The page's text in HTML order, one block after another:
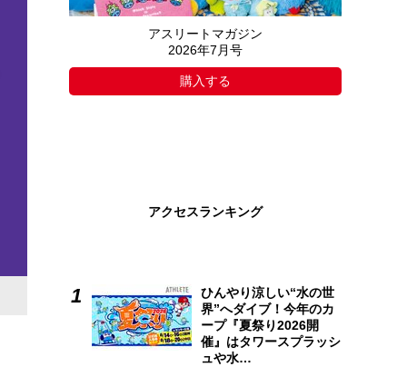
アスリートマガジン
2026年7月号
購入する
アクセスランキング
ひんやり涼しい“水の世
界”へダイブ！今年のカ
ープ『夏祭り2026開
催』はタワースプラッシ
ュや水…